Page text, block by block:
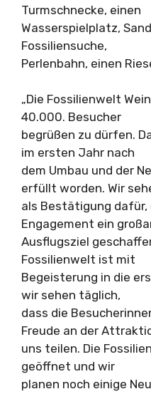
Turmschnecke, einen
Wasserspielplatz,
Fossiliensuche,
Perlenbahn, einen
„Die Fossilienwelt
40.000. Besucher
begrüßen zu dürfen.
im ersten Jahr nach
dem Umbau und der
erfüllt worden. Wir
als Bestätigung dafür,
Engagement ein
Ausflugsziel
Fossilienwelt ist mit
Begeisterung in die
wir sehen täglich,
dass die
Freude an der
uns teilen. Die
geöffnet und wir
planen noch einige